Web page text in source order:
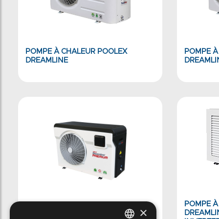
POMPE À CHALEUR POOLEX
DREAMLINE
POMPE
POMPE À CHALEUR POOLEX
POMPE
×